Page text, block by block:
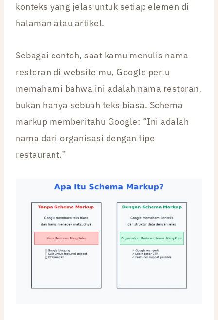
konteks yang jelas untuk setiap elemen di
halaman atau artikel.
Sebagai contoh, saat kamu menulis nama
restoran di website mu, Google perlu
memahami bahwa ini adalah nama restoran,
bukan hanya sebuah teks biasa. Schema
markup memberitahu Google: “Ini adalah
nama dari organisasi dengan tipe
restaurant.”